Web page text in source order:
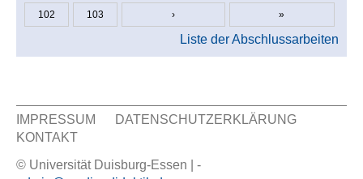
102 103 › »
Liste der Abschlussarbeiten
Sekundär Menü
IMPRESSUM
DATENSCHUTZERKLÄRUNG
KONTAKT
© Universität Duisburg-Essen | -